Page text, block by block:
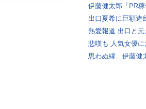
伊藤健太郎「PR
出口夏希に巨額違
熱愛報道 出口と
悲嘆も 人気女優
思わぬ縁…伊藤健